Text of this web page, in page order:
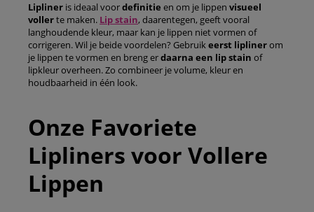
Lipliner is ideaal voordefinitie en om je lippen visueel
vollerte maken. Lip stain, daarentegen, geeft vooral
langhoudende kleur, maar kan je lippen niet vormen of
corrigeren. Wil je beide voordelen? Gebruikeerst liplinerom
je lippen te vormen en breng erdaarna een lip stain of
lipkleur overheen. Zo combineer je volume, kleur en
houdbaarheid in één look.
Onze Favoriete
Lipliners voor Vollere
Lippen